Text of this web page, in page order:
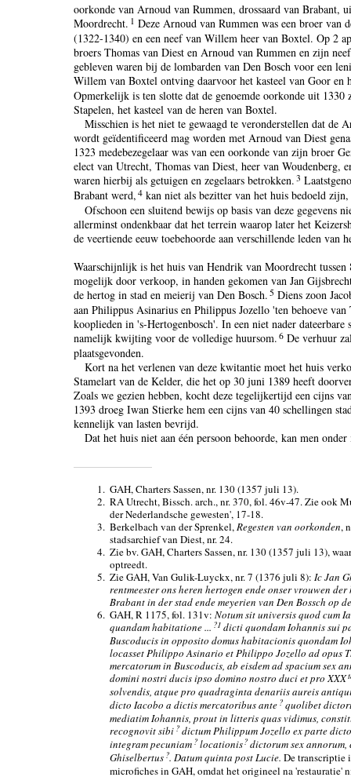
oorkonde van Arnoud van Rummen, drossaard van Brabant,
Moordrecht. 1 Deze Arnoud van Rummen was een broer van
(1322-1340) en een neef van Willem heer van Boxtel. Op 2
broers Thomas van Diest en Arnoud van Rummen en zijn
gebleven waren bij de lombarden van Den Bosch voor een
Willem van Boxtel ontving daarvoor het kasteel van Goor en
Opmerkelijk is ten slotte dat de genoemde oorkonde uit
Stapelen, het kasteel van de heren van Boxtel.
Misschien is het niet te gewaagd te veronderstellen dat de
wordt geïdentificeerd mag worden met Arnoud van Diest
1323 medebezegelaar was van een oorkonde van zijn broer
elect van Utrecht, Thomas van Diest, heer van Woudenberg,
waren hierbij als getuigen en zegelaars betrokken. 3
Brabant werd, 4kan niet als bezitter van het huis bedoeld
Ofschoon een sluitend bewijs op basis van deze gegevens
allerminst ondenkbaar dat het terrein waarop later het
de veertiende eeuw toebehoorde aan verschillende leden van
Waarschijnlijk is het huis van Hendrik van Moordrecht
mogelijk door verkoop, in handen gekomen van Jan
de hertog in stad en meierij van Den Bosch. 5 Diens zoon
aan Philippus Asinarius en Philippus Jozello 'ten behoeve
kooplieden in 's-Hertogenbosch'. In een niet nader
namelijk kwijting voor de volledige huursom. 6De verhuur
plaatsgevonden.
Kort na het verlenen van deze kwitantie moet het huis
Stamelart van de Kelder, die het op 30 juni 1389 heeft
Zoals we gezien hebben, kocht deze tegelijkertijd een cijns
1393 droeg Iwan Stierke hem een cijns van 40 schellingen
kennelijk van lasten bevrijd.
Dat het huis niet aan één persoon behoorde, kan men
1. GAH, Charters Sassen, nr. 130 (1357 juli 13).
2. RA Utrecht, Bissch. arch., nr. 370, fol. 46v-47. Zie ook
der Nederlandsche gewesten', 17-18.
3. Berkelbach van der Sprenkel,Regesten van oorkonden,
stadsarchief van Diest, nr. 24.
4. Zie bv. GAH, Charters Sassen, nr. 130 (1357 juli 13),
optreedt.
5. Zie GAH, Van Gulik-Luyckx, nr. 7 (1376 juli 8):Ic Jan
rentmeester ons heren hertogen ende onser vrouwen
Brabant in der stad ende meyerien van Den Bossch op
6. GAH, R 1175, fol. 131v:Notum sit universis quod cum
quandam habitatione ... ?1dicti quondam Iohannis sui
Buscoducis in opposito domus habitacionis quondam
locasset Philippo Asinario et Philippo Jozello ad opus
mercatorum in Buscoducis, ab eisdem ad spacium sex
domini nostri ducis ipso domino nostro duci et pro XXX
solvendis, atque pro quadraginta denariis aureis
dicto Iacobo a dictis mercatoribus ante ?quolibet
mediatim Iohannis, prout in litteris quas vidimus,
recognovit sibi ?dictum Philippum Jozello ex parte
integram pecuniam ?locationis?dictorum sex
Ghiselbertus ?. Datum quinta post Lucie. De transcriptie
microfiches in GAH, omdat het origineel na 'restauratie'